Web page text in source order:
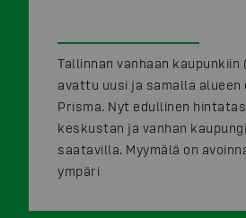
Tallinnan vanhaan kaupunkiin
avattu uusi ja samalla alueen
Prisma. Nyt edullinen
keskustan ja vanhan
saatavilla. Myymälä on
ympäri